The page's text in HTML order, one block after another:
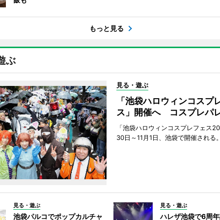
もっと見る
ぶ
見る・遊ぶ
「池袋ハロウィンコスプ
ス」開催へ コスプレパ
「池袋ハロウィンコスプレフェス
30日～11月1日、池袋で開催される
見る・遊ぶ
池袋パルコでポップカルチャ
見る・遊ぶ
ハレザ池袋で6周